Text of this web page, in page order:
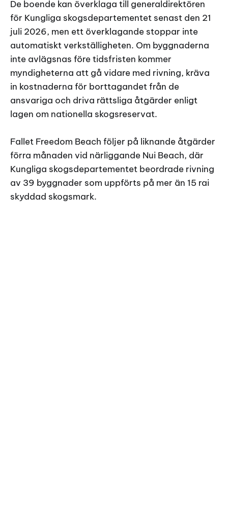
De boende kan överklaga till generaldirektören
för Kungliga skogsdepartementet senast den 21
juli 2026, men ett överklagande stoppar inte
automatiskt verkställigheten. Om byggnaderna
inte avlägsnas före tidsfristen kommer
myndigheterna att gå vidare med rivning, kräva
in kostnaderna för borttagandet från de
ansvariga och driva rättsliga åtgärder enligt
lagen om nationella skogsreservat.
Fallet Freedom Beach följer på liknande åtgärder
förra månaden vid närliggande Nui Beach, där
Kungliga skogsdepartementet beordrade rivning
av 39 byggnader som uppförts på mer än 15 rai
skyddad skogsmark.